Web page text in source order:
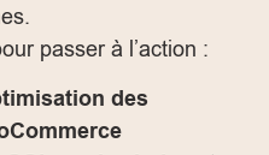
passer à l’action :
des